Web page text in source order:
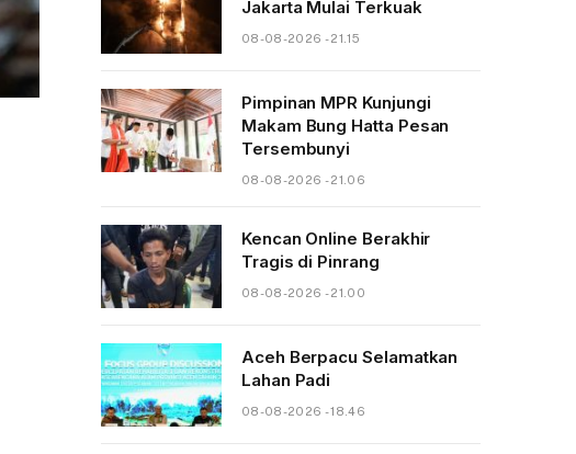
Jakarta Mulai Terkuak
08-08-2026 - 21.15
Pimpinan MPR Kunjungi
Makam Bung Hatta Pesan
Tersembunyi
08-08-2026 - 21.06
Kencan Online Berakhir
Tragis di Pinrang
08-08-2026 - 21.00
Aceh Berpacu Selamatkan
Lahan Padi
08-08-2026 - 18.46